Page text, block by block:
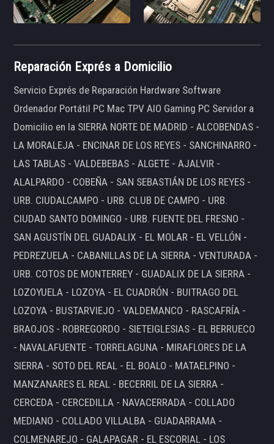
Reparación Exprés a Domicilio
Servicio Exprés de Reparación Hardware Software
Ordenador Portátil PC Mac TPV AIO Gaming PC Servidor a
Domicilio en la SIERRA NORTE DE MADRID - ALCOBENDAS -
LA MORALEJA - ENCINAR DE LOS REYES - SANCHINARRO -
LAS TABLAS - VALDEBEBAS - ALGETE - AJALVIR -
ALALPARDO - COBEÑA - SAN SEBASTIÁN DE LOS REYES -
URB. CIUDALCAMPO - URB. CLUB DE CAMPO - URB.
CIUDAD SANTO DOMINGO - URB. FUENTE DEL FRESNO -
SAN AGUSTÍN DEL GUADALIX - EL MOLAR - EL VELLÓN -
PEDREZUELA - CABANILLAS DE LA SIERRA - VENTURADA -
URB. COTOS DE MONTERREY - GUADALIX DE LA SIERRA -
LOZOYUELA - LOZOYA - EL CUADRÓN - BUITRAGO DEL
LOZOYA - BUSTARVIEJO - VALDEMANCO - RASCAFRÍA -
BRAOJOS - ROBREGORDO - SIETEIGLESIAS - EL BERRUECO
- NAVALAFUENTE - TORRELAGUNA - MIRAFLORES DE LA
SIERRA - SOTO DEL REAL - EL BOALO - MATAELPINO -
MANZANARES EL REAL - BECERRIL DE LA SIERRA -
CERCEDA - CERCEDILLA - NAVACERRADA - COLLADO
MEDIANO - COLLADO VILLALBA - GUADARRAMA -
COLMENAREJO - GALAPAGAR - EL ESCORIAL - LOS